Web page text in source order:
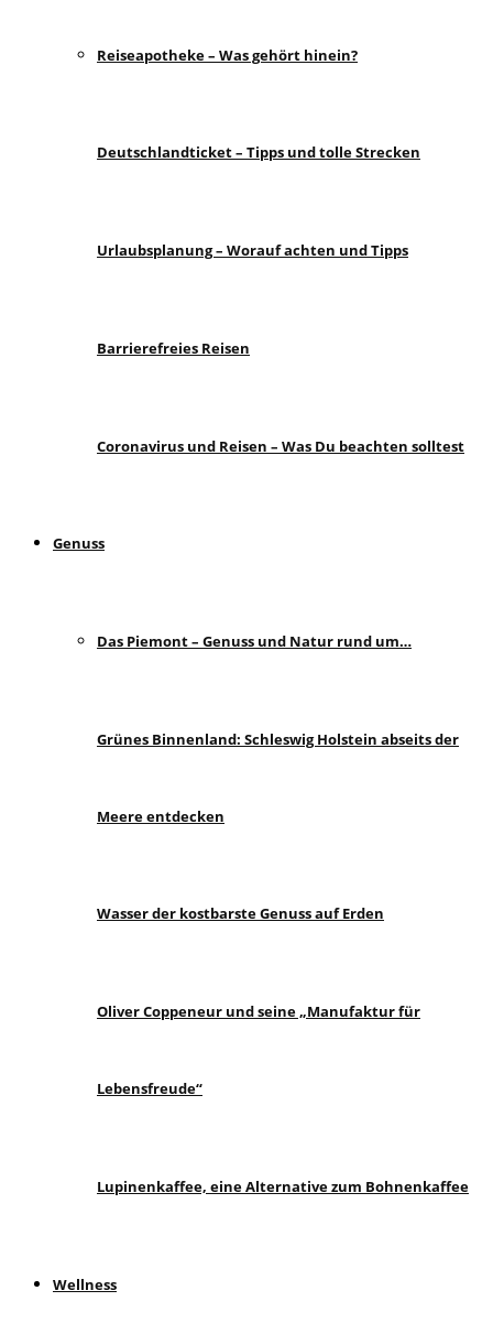
Reiseapotheke – Was gehört hinein?
Deutschlandticket – Tipps und tolle Strecken
Urlaubsplanung – Worauf achten und Tipps
Barrierefreies Reisen
Coronavirus und Reisen – Was Du beachten solltest
Genuss
Das Piemont – Genuss und Natur rund um…
Grünes Binnenland: Schleswig Holstein abseits der
Meere entdecken
Wasser der kostbarste Genuss auf Erden
Oliver Coppeneur und seine „Manufaktur für
Lebensfreude“
Lupinenkaffee, eine Alternative zum Bohnenkaffee
Wellness